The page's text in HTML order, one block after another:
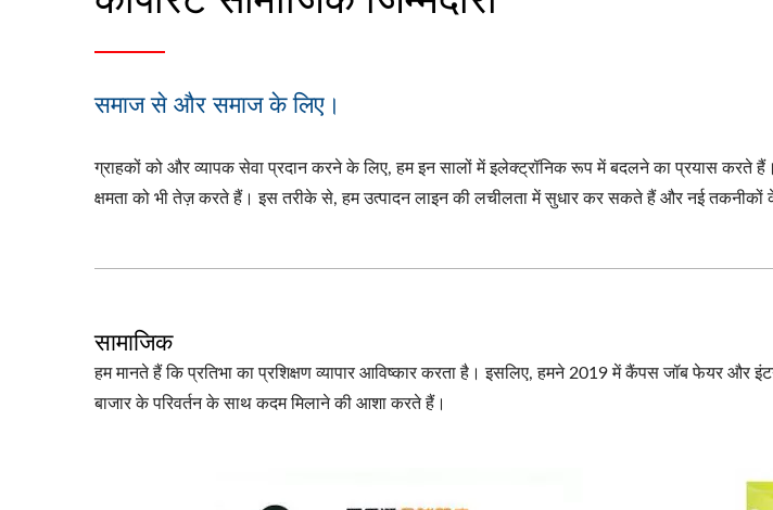
समाज से और समाज के लिए।
ग्राहकों को और व्यापक सेवा प्रदान करने के लिए, हम इन सालों में इलेक्ट्रॉनिक रूप में बदलने का प्रयास करते हैं।
क्षमता को भी तेज़ करते हैं। इस तरीके से, हम उत्पादन लाइन की लचीलता में सुधार कर सकते हैं और नई तकनीकों
सामाजिक
हम मानते हैं कि प्रतिभा का प्रशिक्षण व्यापार आविष्कार करता है। इसलिए, हमने 2019 में कैंपस जॉब फेयर और
बाजार के परिवर्तन के साथ कदम मिलाने की आशा करते हैं।